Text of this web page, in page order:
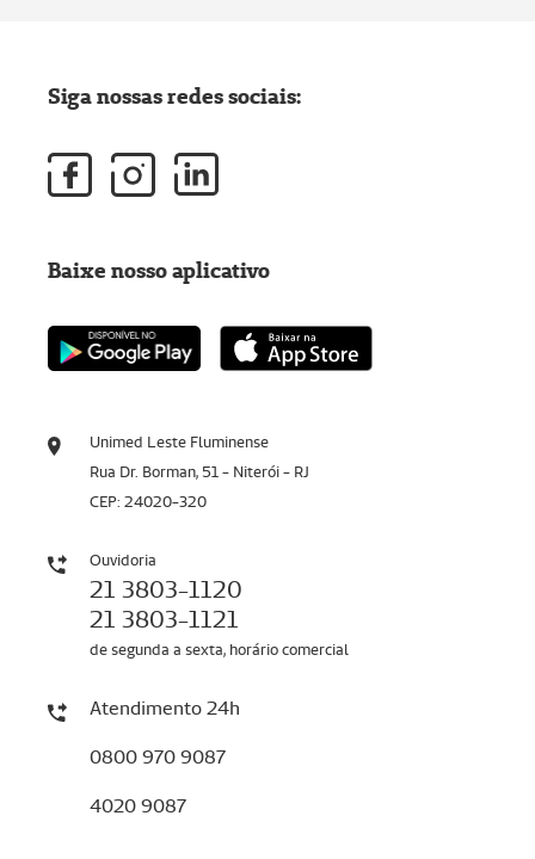
Unimed Leste Fluminense
Rua Dr. Borman, 51 - Niterói - RJ
CEP: 24020-320
Ouvidoria
21 3803-1120
21 3803-1121
de segunda a sexta, horário comercial
Atendimento 24h
0800 970 9087
4020 9087
Siga nossas redes sociais:
Baixe nosso aplicativo